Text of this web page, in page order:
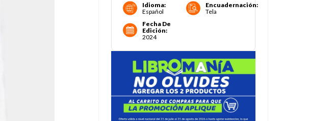
Idioma:
Español
Encuadernación:
Tela
Fecha De
Edición:
2024